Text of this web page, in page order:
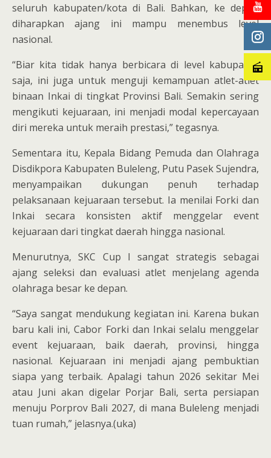
seluruh kabupaten/kota di Bali. Bahkan, ke depan
diharapkan ajang ini mampu menembus level
nasional.
“Biar kita tidak hanya berbicara di level kabupaten
saja, ini juga untuk menguji kemampuan atlet-atlet
binaan Inkai di tingkat Provinsi Bali. Semakin sering
mengikuti kejuaraan, ini menjadi modal kepercayaan
diri mereka untuk meraih prestasi,” tegasnya.
Sementara itu, Kepala Bidang Pemuda dan Olahraga
Disdikpora Kabupaten Buleleng, Putu Pasek Sujendra,
menyampaikan dukungan penuh terhadap
pelaksanaan kejuaraan tersebut. Ia menilai Forki dan
Inkai secara konsisten aktif menggelar event
kejuaraan dari tingkat daerah hingga nasional.
Menurutnya, SKC Cup I sangat strategis sebagai
ajang seleksi dan evaluasi atlet menjelang agenda
olahraga besar ke depan.
“Saya sangat mendukung kegiatan ini. Karena bukan
baru kali ini, Cabor Forki dan Inkai selalu menggelar
event kejuaraan, baik daerah, provinsi, hingga
nasional. Kejuaraan ini menjadi ajang pembuktian
siapa yang terbaik. Apalagi tahun 2026 sekitar Mei
atau Juni akan digelar Porjar Bali, serta persiapan
menuju Porprov Bali 2027, di mana Buleleng menjadi
tuan rumah,” jelasnya.(uka)